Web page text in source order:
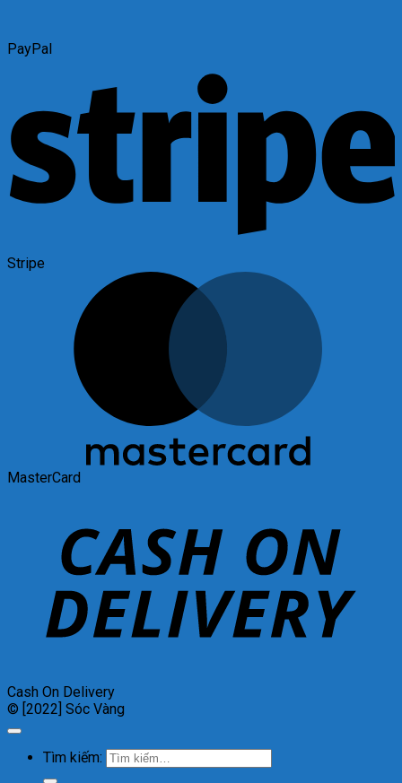
PayPal
Stripe
MasterCard
Cash On Delivery
© [2022] Sóc Vàng
Tìm kiếm: